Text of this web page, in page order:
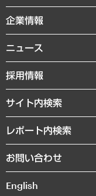
共生・ダイバーシティ
GRC（ガバナンス・リスク
経済・産業・雇用・労働
まちづくり・観光・交通・
自然資源・農林水産業・食
レポート
コラム
経営用語集
受託・受注実績（官公庁関
メディア掲載・出演
セミナー・イベント情報
MUFGビジネスセミナー
受託案件情報
企業情報
私たちの想い
社長メッセージ
会社概要
沿革
組織図・本部部室紹介
インドネシア現地法人
ニュース
ニュースリリース
お知らせ
採用情報
サイト内検索
レポート内検索
お問い合わせ
English